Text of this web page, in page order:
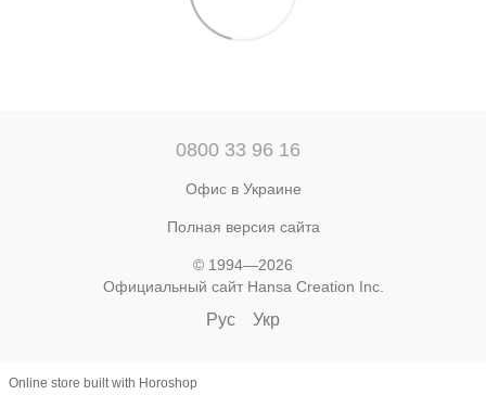
0800 33 96 16
Офис в Украине
Полная версия сайта
© 1994—2026
Официальный сайт Hansa Creation Inc.
Рус Укр
Online store built with Horoshop